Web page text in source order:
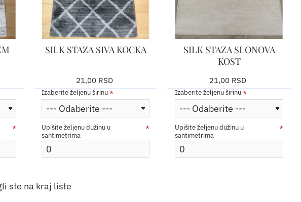
SILK STAZA SIVA KOCKA
21,00 RSD
Izaberite željenu širinu
Upišite željenu dužinu u
santimetrima
SILK STAZA SLONOVA
KOST
21,00 RSD
Izaberite željenu širinu
Upišite željenu dužinu u
santimetrima
ste na kraj liste